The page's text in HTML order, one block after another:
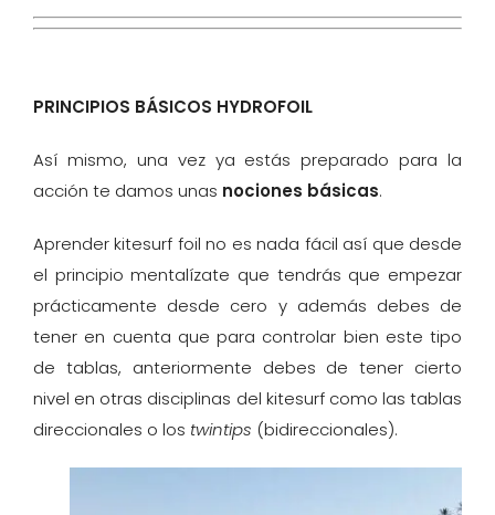
PRINCIPIOS BÁSICOS HYDROFOIL
Así mismo, una vez ya estás preparado para la
acción te damos unas nociones básicas.
Aprender kitesurf foil no es nada fácil así que desde
el principio mentalízate que tendrás que empezar
prácticamente desde cero y además debes de
tener en cuenta que para controlar bien este tipo
de tablas, anteriormente debes de tener cierto
nivel en otras disciplinas del kitesurf como las tablas
direccionales o los twintips (bidireccionales).